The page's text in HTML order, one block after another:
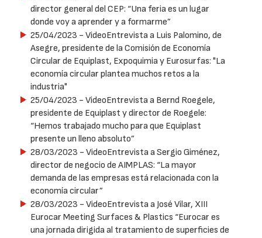
director general del CEP: “Una feria es un lugar
donde voy a aprender y a formarme”
25/04/2023 - VideoEntrevista a Luis Palomino, de
Asegre, presidente de la Comisión de Economía
Circular de Equiplast, Expoquimia y Eurosurfas: "La
economía circular plantea muchos retos a la
industria"
25/04/2023 - VideoEntrevista a Bernd Roegele,
presidente de Equiplast y director de Roegele:
“Hemos trabajado mucho para que Equiplast
presente un lleno absoluto”
28/03/2023 - VideoEntrevista a Sergio Giménez,
director de negocio de AIMPLAS: “La mayor
demanda de las empresas está relacionada con la
economía circular”
28/03/2023 - VideoEntrevista a José Vilar, XIII
Eurocar Meeting Surfaces & Plastics “Eurocar es
una jornada dirigida al tratamiento de superficies de